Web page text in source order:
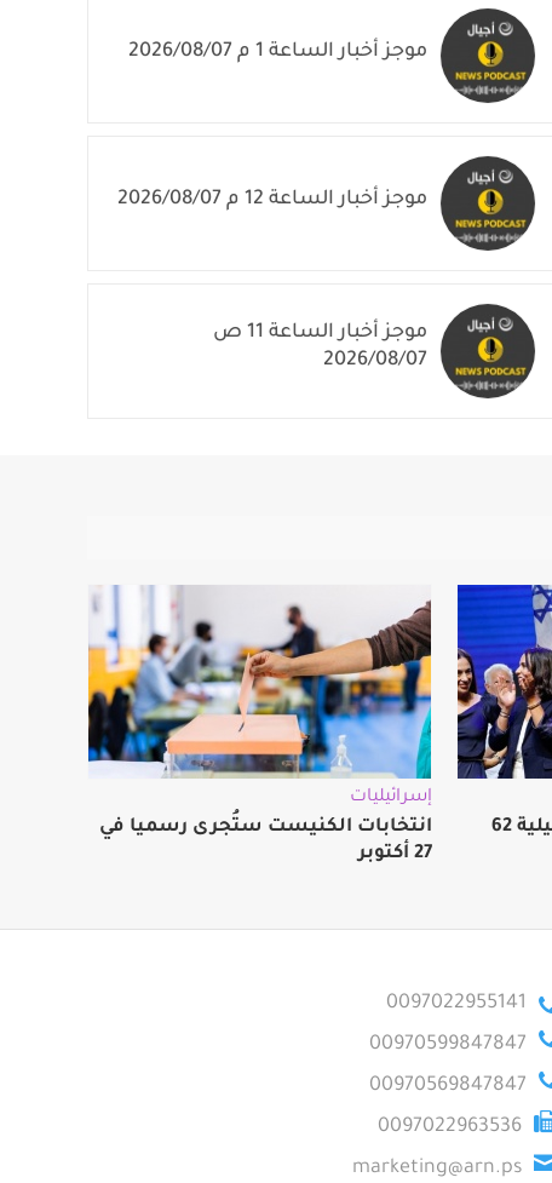
موجز أخبار الساعة 1 م 2026/08/07
موجز أخبار الساعة 12 م 2026/08/07
موجز أخبار الساعة 11 ص
2026/08/07
استطلاع: المعارضة الإسرائيلية 62
إسرائيليات
انتخابات الكنيست ستُجرى رسميا في
27 أكتوبر
0097022955141
00970599847847
00970569847847
0097022963536
marketing@arn.ps